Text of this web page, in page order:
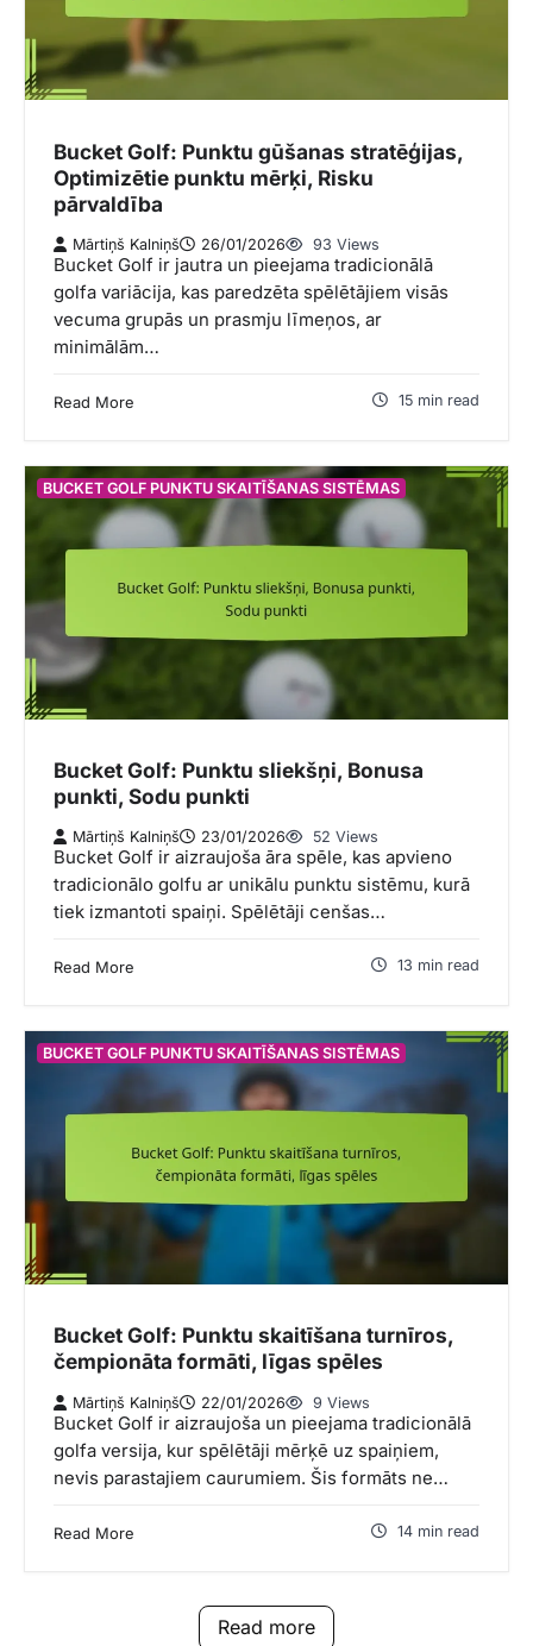
Bucket Golf: Punktu gūšanas stratēģijas,
Optimizētie punktu mērķi, Risku
pārvaldība
Mārtiņš Kalniņš 26/01/2026 93 Views
Bucket Golf ir jautra un pieejama tradicionālā
golfa variācija, kas paredzēta spēlētājiem visās
vecuma grupās un prasmju līmeņos, ar
minimālām…
Read More 15 min read
BUCKET GOLF PUNKTU SKAITĪŠANAS SISTĒMAS
Bucket Golf: Punktu sliekšņi, Bonusa
punkti, Sodu punkti
Mārtiņš Kalniņš 23/01/2026 52 Views
Bucket Golf ir aizraujoša āra spēle, kas apvieno
tradicionālo golfu ar unikālu punktu sistēmu, kurā
tiek izmantoti spaiņi. Spēlētāji cenšas…
Read More 13 min read
BUCKET GOLF PUNKTU SKAITĪŠANAS SISTĒMAS
Bucket Golf: Punktu skaitīšana turnīros,
čempionāta formāti, līgas spēles
Mārtiņš Kalniņš 22/01/2026 9 Views
Bucket Golf ir aizraujoša un pieejama tradicionālā
golfa versija, kur spēlētāji mērķē uz spaiņiem,
nevis parastajiem caurumiem. Šis formāts ne…
Read More 14 min read
Read more